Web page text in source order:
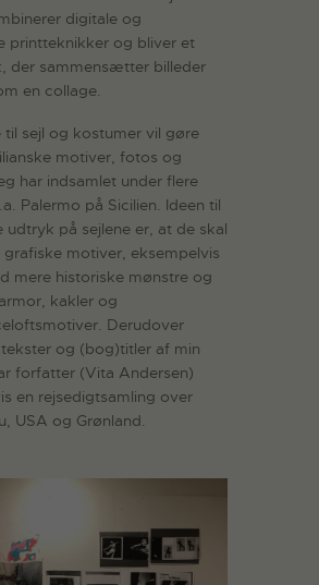
digitale og
printteknikker og bliver et
der sammensætter billeder
en collage.
til sejl og kostumer vil gøre
motiver, fotos og
har indsamlet under flere
Palermo på Sicilien. Ideen til
udtryk på sejlene er, at de skal
motiver, eksempelvis
mere historiske mønstre og
kakler og
Derudover
og (bog)titler af min
forfatter (Vita Andersen)
en rejsedigtsamling over
USA og Grønland.